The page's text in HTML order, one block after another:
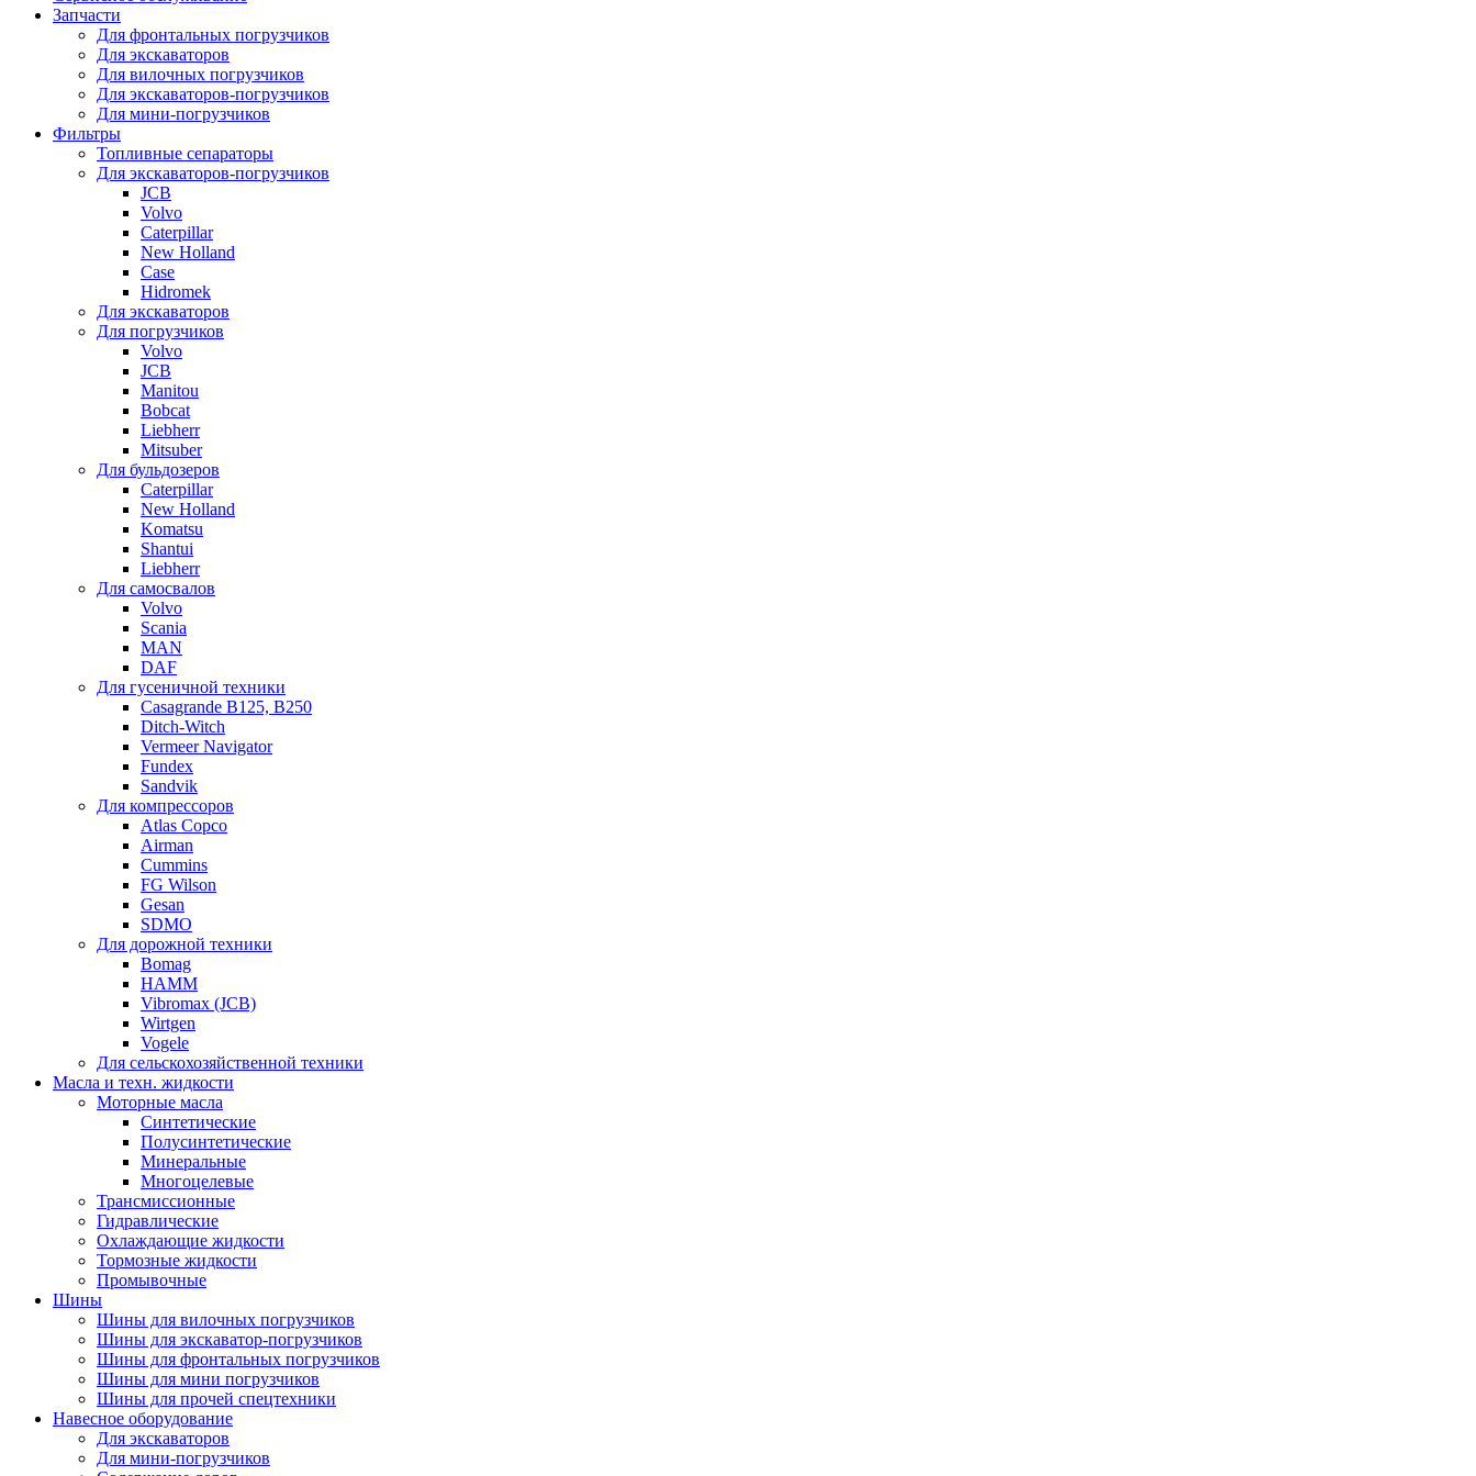
Запчасти
Для фронтальных погрузчиков
Для экскаваторов
Для вилочных погрузчиков
Для экскаваторов-погрузчиков
Для мини-погрузчиков
Фильтры
Топливные сепараторы
Для экскаваторов-погрузчиков
JCB
Volvo
Caterpillar
New Holland
Case
Hidromek
Для экскаваторов
Для погрузчиков
Volvo
JCB
Manitou
Bobcat
Liebherr
Mitsuber
Для бульдозеров
Caterpillar
New Holland
Komatsu
Shantui
Liebherr
Для самосвалов
Volvo
Scania
MAN
DAF
Для гусеничной техники
Casagrande B125, B250
Ditch-Witch
Vermeer Navigator
Fundex
Sandvik
Для компрессоров
Atlas Copco
Airman
Cummins
FG Wilson
Gesan
SDMO
Для дорожной техники
Bomag
HAMM
Vibromax (JCB)
Wirtgen
Vogele
Для сельскохозяйственной техники
Масла и техн. жидкости
Моторные масла
Синтетические
Полусинтетические
Минеральные
Многоцелевые
Трансмиссионные
Гидравлические
Охлаждающие жидкости
Тормозные жидкости
Промывочные
Шины
Шины для вилочных погрузчиков
Шины для экскаватор-погрузчиков
Шины для фронтальных погрузчиков
Шины для мини погрузчиков
Шины для прочей спецтехники
Навесное оборудование
Для экскаваторов
Для мини-погрузчиков